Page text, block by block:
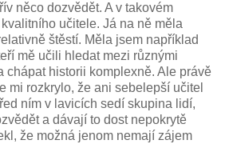
něco dozvědět. A v takovém
učitele. Já na ně měla
štěstí. Měla jsem například
mě učili hledat mezi různými
chápat historii komplexně. Ale právě
mi rozkrylo, že ani sebelepší učitel
ním v lavicích sedí skupina lidí,
a dávají to dost nepokrytě
že možná jenom nemají zájem